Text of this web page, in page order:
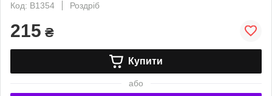
Код: B1354
Роздріб
215 ₴
Купити
або